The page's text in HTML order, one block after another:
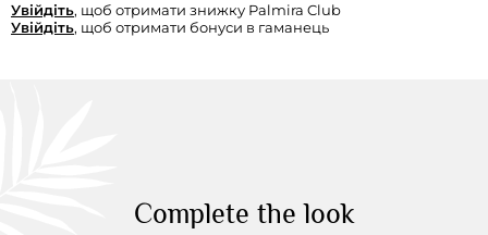
Увійдіть, щоб отримати знижку Palmira Club
Увійдіть, щоб отримати бонуси в гаманець
Complete the look